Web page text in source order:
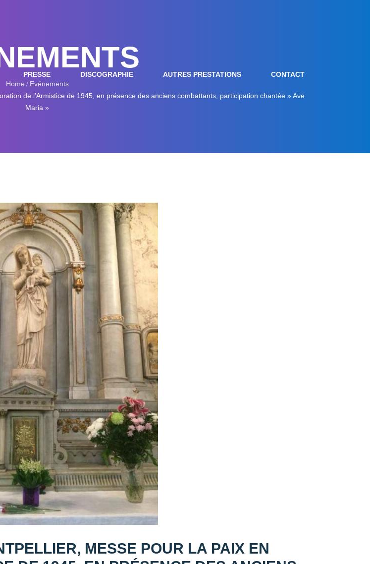
PRESSE DISCOGRAPHIE AUTRES PRESTATIONS CONTACT
Home
Evénements
de l’Armistice de 1945, en présence des anciens combattants, participation chantée » Ave
Maria »
MESSE POUR LA PAIX EN